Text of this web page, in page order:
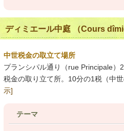
ディミエール中庭 （Cours
中世税金の取立て場所
プランシパル通り（rue Principale）
税金の取り立て所。10分の1税（中世
示]
テーマ